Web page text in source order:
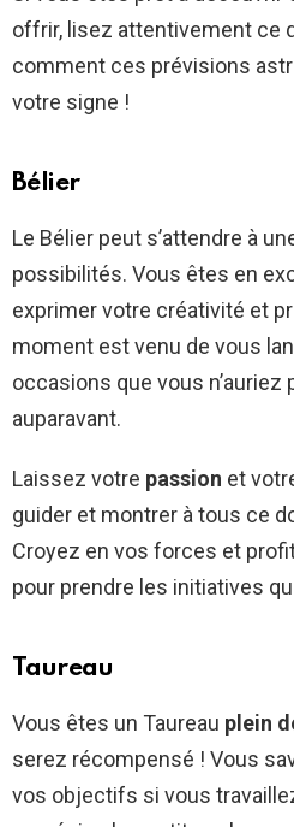
offrir, lisez attentivement ce
comment ces prévisions
votre signe !
Bélier
Le Bélier peut s’attendre à
possibilités. Vous êtes en
exprimer votre créativité et
moment est venu de vous
occasions que vous n’auriez
auparavant.
Laissez votre passion et
guider et montrer à tous ce
Croyez en vos forces et
pour prendre les initiatives
Taureau
Vous êtes un Taureau plein
serez récompensé ! Vous
vos objectifs si vous